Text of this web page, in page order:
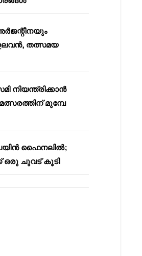
തത്സമയ
നിയന്ത്രിക്കാൻ
മുമ്പേ
ഫൈനലിൽ;
ഒരു ചുവട് കൂടി